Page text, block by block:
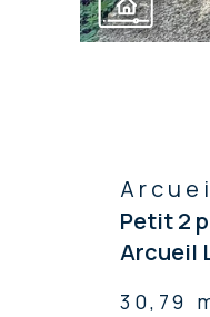
Petit 2
Arcueil
30,79